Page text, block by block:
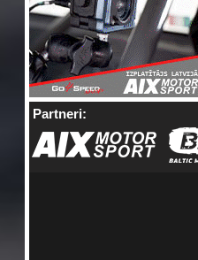
Partneri: